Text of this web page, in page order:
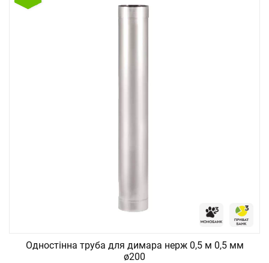
Одностінна труба для димара нерж 0,5 м 0,5 мм
ø200